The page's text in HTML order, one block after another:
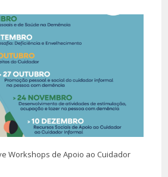
Workshops de Apoio ao Cuidador